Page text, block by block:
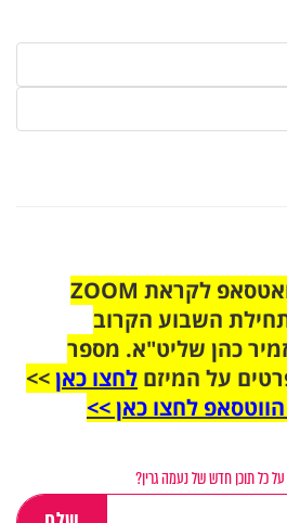
הצטרפו לקבוצת הוואטסאפ לקראת ZOOM
השבוע הקרוב
כהן שליט"א. מספר
על המיזם לחצו כאן>>
לחצו כאן >>
כל תוכן חדש של נעמה גרין?